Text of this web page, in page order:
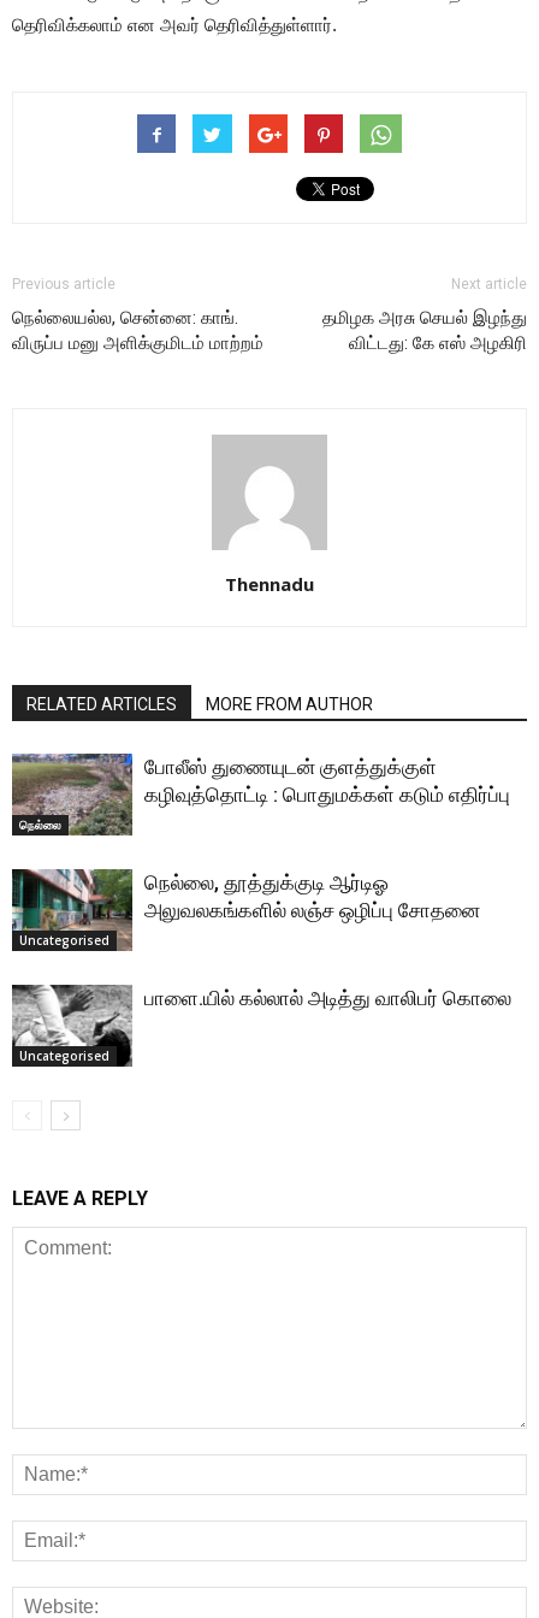
தெரிவிக்கலாம் என அவர் தெரிவித்துள்ளார்.
Previous article
நெல்லையல்ல, சென்னை: காங்.
விருப்ப மனு அளிக்குமிடம் மாற்றம்
Next article
தமிழக அரசு செயல் இழந்து
விட்டது: கே எஸ் அழகிரி
Thennadu
RELATED ARTICLES MORE FROM AUTHOR
நெல்லை
போலீஸ் துணையுடன் குளத்துக்குள்
கழிவுத்தொட்டி : பொதுமக்கள் கடும் எதிர்ப்பு
Uncategorised
நெல்லை, தூத்துக்குடி ஆர்டிஓ
அலுவலகங்களில் லஞ்ச ஒழிப்பு சோதனை
Uncategorised
பாளை.யில் கல்லால் அடித்து வாலிபர் கொலை
LEAVE A REPLY